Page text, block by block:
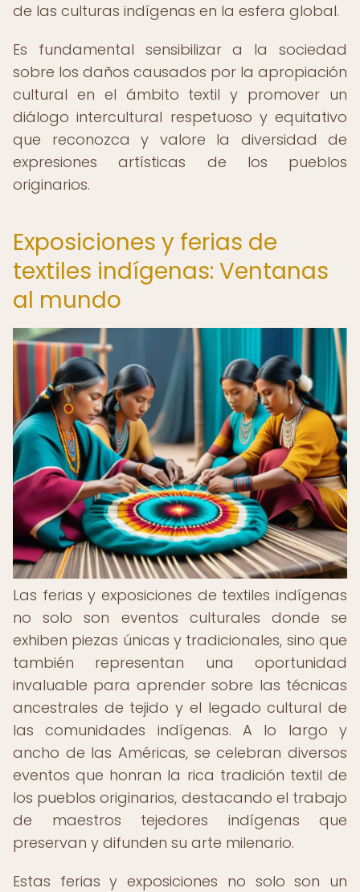
de las culturas indígenas en la esfera global.
Es fundamental sensibilizar a la sociedad
sobre los daños causados por la apropiación
cultural en el ámbito textil y promover un
diálogo intercultural respetuoso y equitativo
que reconozca y valore la diversidad de
expresiones artísticas de los pueblos
originarios.
Exposiciones y ferias de
textiles indígenas: Ventanas
al mundo
Las ferias y exposiciones de textiles indígenas
no solo son eventos culturales donde se
exhiben piezas únicas y tradicionales, sino que
también representan una oportunidad
invaluable para aprender sobre las técnicas
ancestrales de tejido y el legado cultural de
las comunidades indígenas. A lo largo y
ancho de las Américas, se celebran diversos
eventos que honran la rica tradición textil de
los pueblos originarios, destacando el trabajo
de maestros tejedores indígenas que
preservan y difunden su arte milenario.
Estas ferias y exposiciones no solo son un